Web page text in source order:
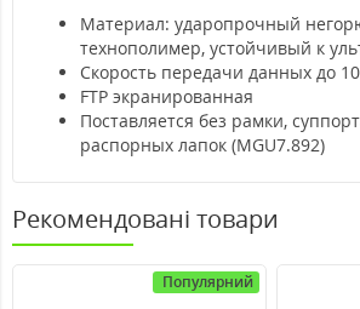
Материал: ударопрочный
технополимер, устойчивый к
Скорость передачи данных до
FTP экранированная
Поставляется без рамки,
распорных лапок (MGU7.892)
Рекомендовані товари
Популярний